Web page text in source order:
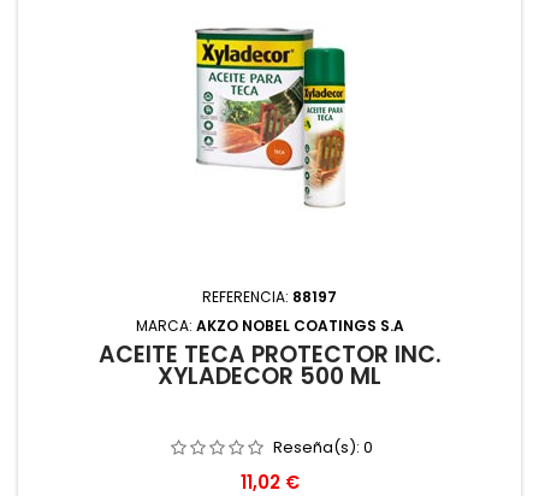
REFERENCIA: 88197
MARCA: AKZO NOBEL COATINGS S.A
ACEITE TECA PROTECTOR INC.
XYLADECOR 500 ML
Reseña(s): 0
Precio
11,02 €